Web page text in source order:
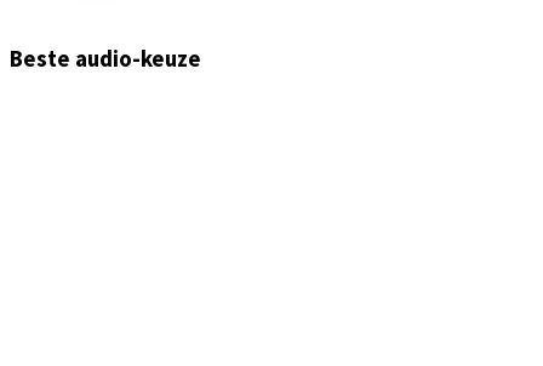
Beste audio-keuze